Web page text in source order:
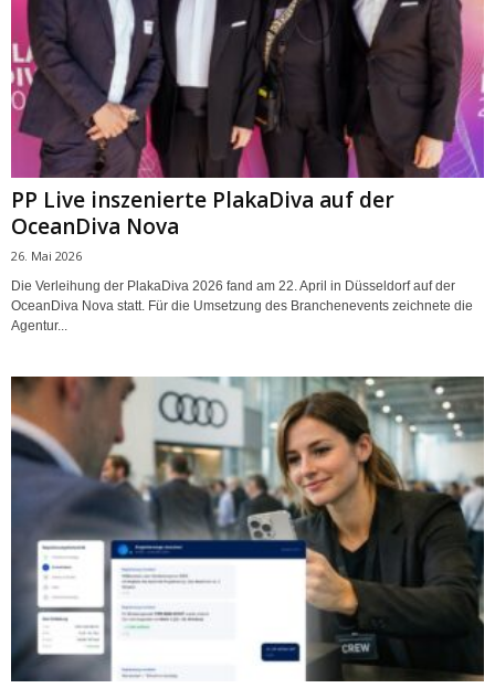
PP Live inszenierte PlakaDiva auf der
OceanDiva Nova
26. Mai 2026
Die Verleihung der PlakaDiva 2026 fand am 22. April in Düsseldorf auf der
OceanDiva Nova statt. Für die Umsetzung des Branchenevents zeichnete die
Agentur...